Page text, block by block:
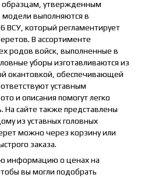
образцам, утвержденным
выполняются в
ВСУ, который регламентирует
В ассортименте
родов войск, выполненные в
уборы изготавливаются из
окантовкой, обеспечивающей
уставным
и описания помогут легко
сайте также представлены
из уставных головных
можно через корзину или
заказа.
информацию о ценах на
вы могли подобрать